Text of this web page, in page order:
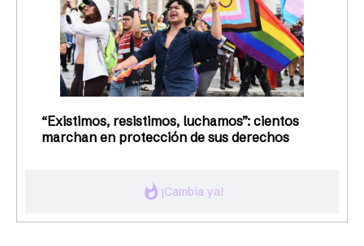
whatshot ¡Cambia ya!
“Existimos, resistimos, luchamos”: cientos
marchan en protección de sus derechos